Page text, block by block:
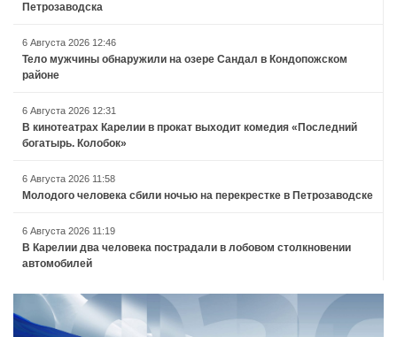
Петрозаводска
6 Августа 2026 12:46
Тело мужчины обнаружили на озере Сандал в Кондопожском
районе
6 Августа 2026 12:31
В кинотеатрах Карелии в прокат выходит комедия «Последний
богатырь. Колобок»
6 Августа 2026 11:58
Молодого человека сбили ночью на перекрестке в Петрозаводске
6 Августа 2026 11:19
В Карелии два человека пострадали в лобовом столкновении
автомобилей